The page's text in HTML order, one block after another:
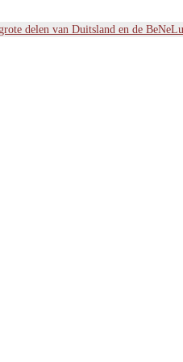
delen van Duitsland en de